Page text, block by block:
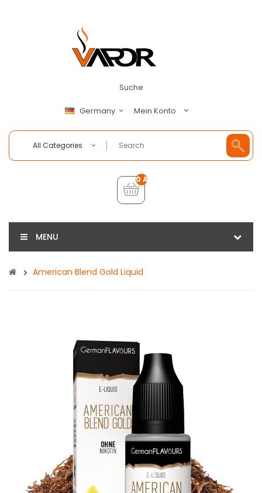
Suche
Germany Mein Konto
All Categories
0 Artikel - €0,00
MENU
American Blend Gold Liquid